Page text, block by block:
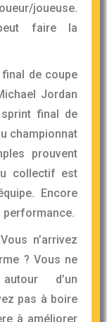
joueuse.
faire la
de coupe
Jordan
final de
championnat
prouvent
collectif est
Encore
performance.
n’arrivez
? Vous ne
d’un
pas à boire
à améliorer